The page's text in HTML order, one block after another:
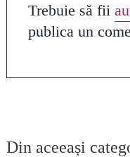
Trebuie să fii
publica un
Din aceeași